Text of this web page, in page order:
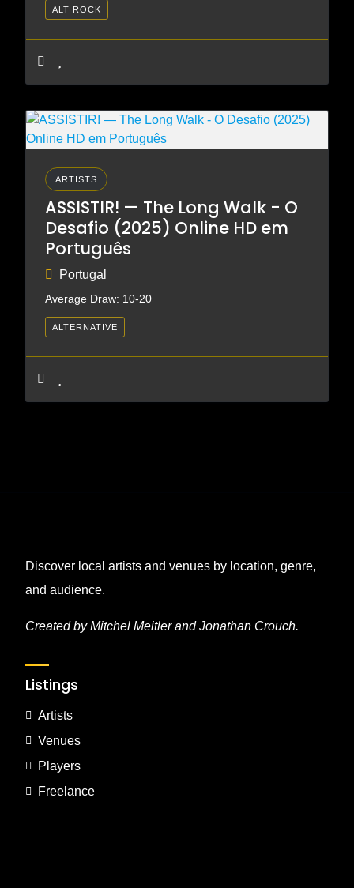
ALT ROCK
ARTISTS
ASSISTIR! — The Long Walk - O
Desafio (2025) Online HD em
Português
Portugal
Average Draw: 10-20
ALTERNATIVE
Discover local artists and venues by location, genre,
and audience.
Created by Mitchel Meitler and Jonathan Crouch.
Listings
Artists
Venues
Players
Freelance